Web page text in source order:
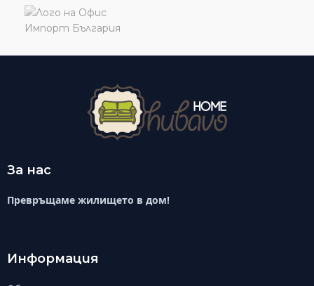
За нас
Превръщаме жилището в дом!
Информация